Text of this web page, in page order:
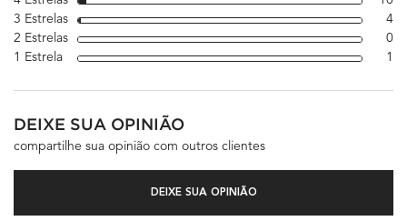
3 Estrelas
4
2 Estrelas
0
1 Estrela
1
DEIXE SUA OPINIÃO
compartilhe sua opinião com outros clientes
DEIXE SUA OPINIÃO